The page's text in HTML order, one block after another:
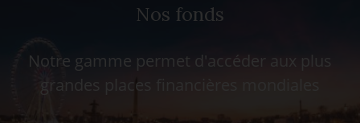
Nos fonds
Notre gamme permet d'accéder aux plus
grandes places financières mondiales